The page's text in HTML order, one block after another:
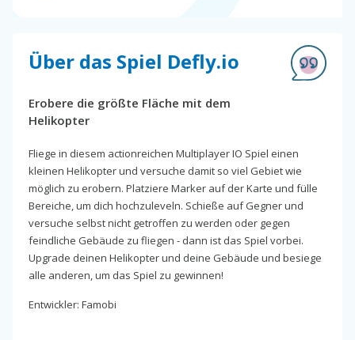
Über das Spiel Defly.io
Erobere die größte Fläche mit dem
Helikopter
Fliege in diesem actionreichen Multiplayer IO Spiel einen
kleinen Helikopter und versuche damit so viel Gebiet wie
möglich zu erobern. Platziere Marker auf der Karte und fülle
Bereiche, um dich hochzuleveln. Schieße auf Gegner und
versuche selbst nicht getroffen zu werden oder gegen
feindliche Gebäude zu fliegen - dann ist das Spiel vorbei.
Upgrade deinen Helikopter und deine Gebäude und besiege
alle anderen, um das Spiel zu gewinnen!
Entwickler: Famobi